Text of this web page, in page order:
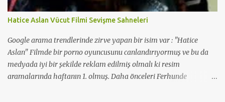
Hatice Aslan Vücut Filmi Sevişme Sahneleri
Google arama trendlerinde zirve yapan bir isim var : "Hatice
Aslan" Filmde bir porno oyuncusunu canlandırıyormuş ve bu da
medyada iyi bir şekilde reklam edilmiş olmalı ki resim
aramalarında haftanın 1. olmuş. Daha önceleri Ferhunde